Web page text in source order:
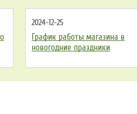
2024-12-25
График работы магазина в
новогодние праздники